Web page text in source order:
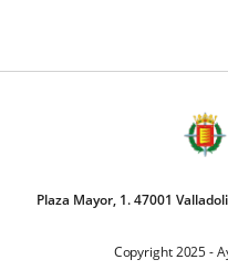
Plaza Mayor, 1. 47001
Copyright 2025 -